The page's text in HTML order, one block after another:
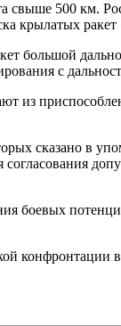
500 км.
крылатых ракет
большой
с
из
сказано в
боевых